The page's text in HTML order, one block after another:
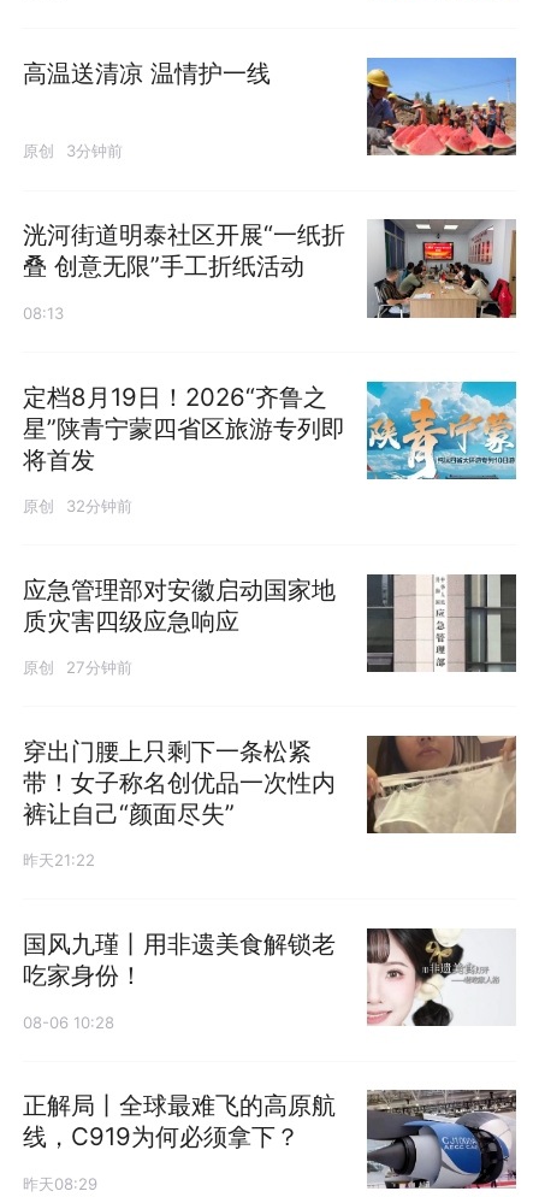
高温送清凉 温情护一线
原创 3分钟前
洸河街道明泰社区开展“一纸折
叠 创意无限”手工折纸活动
08:13
定档8月19日！2026“齐鲁之
星”陕青宁蒙四省区旅游专列即
将首发
原创 32分钟前
应急管理部对安徽启动国家地
质灾害四级应急响应
原创 27分钟前
穿出门腰上只剩下一条松紧
带！女子称名创优品一次性内
裤让自己“颜面尽失”
昨天21:22
国风九瑾丨用非遗美食解锁老
吃家身份！
08-06 10:28
正解局丨全球最难飞的高原航
线，C919为何必须拿下？
昨天08:29